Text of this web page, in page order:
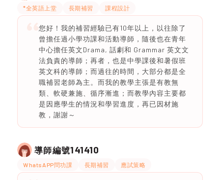
*全英語上堂 長期補習 課程設計
您好！我的補習經驗已有10年以上，以往除了
曾擔任過小學功課和活動導師，隨後也在青年
中心擔任英文Drama, 話劇和 Grammar 英文文
法負責的導師；再者，也是中學課後和暑假班
英文科的導師；而過往的時間，大部分都是全
職補習老師為主。而我的教學主張是有教無
類、軟硬兼施、循序漸進；而教學內容主要都
是因應學生的情況和學習進度，再已因材施
教，謝謝～
導師編號141410
WhatsAPP問功課 長期補習 應試策略